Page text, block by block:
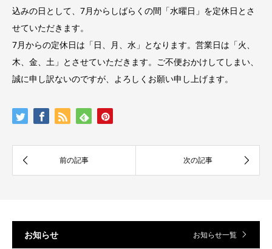
込みの日として、7月からしばらくの間「水曜日」を定休日とさ
せていただきます。
7月からの定休日は「日、月、水」となります。営業日は「火、
木、金、土」とさせていただきます。ご不便おかけしてしまい、
誠に申し訳ないのですが、よろしくお願い申し上げます。
お知らせ お知らせ一覧